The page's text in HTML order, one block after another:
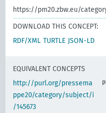
https://pm20.zbw.eu/
DOWNLOAD THIS CONCEPT:
RDF/XML TURTLE JSON-LD
EQUIVALENT CONCEPTS
http://purl.org/pressema
ppe20/category/subject/i
/145673